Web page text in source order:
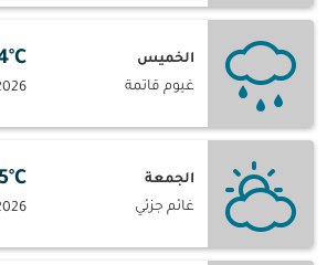
الخميس
غيوم قاتمة
الجمعة
غائم جزئي